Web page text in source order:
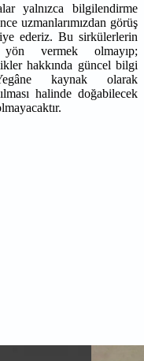
yalnızca bilgilendirme
uzmanlarımızdan görüş
ederiz. Bu sirkülerlerin
vermek olmayıp;
hakkında güncel bilgi
kaynak olarak
halinde doğabilecek